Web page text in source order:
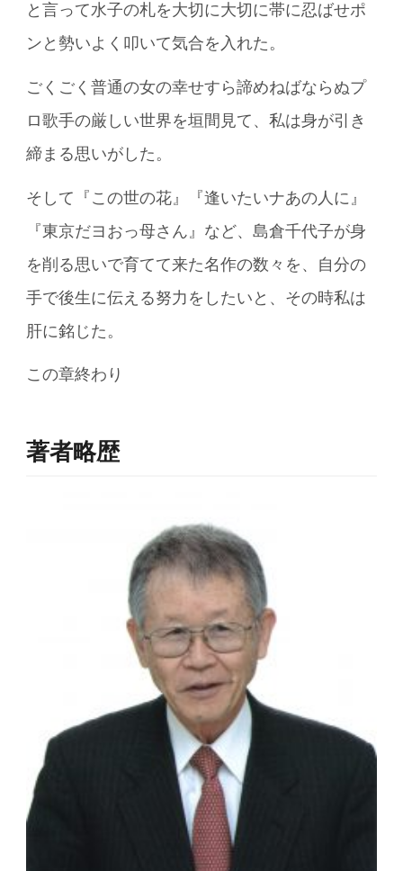
と言って水子の札を大切に大切に帯に忍ばせポ
ンと勢いよく叩いて気合を入れた。
ごくごく普通の女の幸せすら諦めねばならぬプ
ロ歌手の厳しい世界を垣間見て、私は身が引き
締まる思いがした。
そして『この世の花』『逢いたいナあの人に』
『東京だヨおっ母さん』など、島倉千代子が身
を削る思いで育てて来た名作の数々を、自分の
手で後生に伝える努力をしたいと、その時私は
肝に銘じた。
この章終わり
著者略歴